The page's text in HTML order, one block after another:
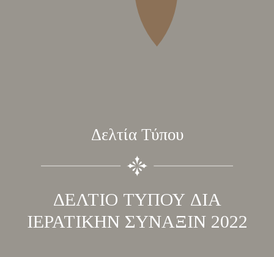
Δελτία Τύπου
ΔΕΛΤΙΟ ΤΥΠΟΥ ΔΙΑ
ΙΕΡΑΤΙΚΗΝ ΣΥΝΑΞΙΝ 2022